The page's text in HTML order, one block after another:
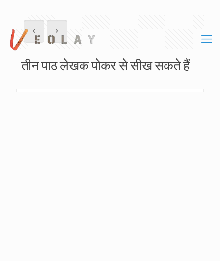
तीन पाठ लेखक पोकर से सीख सकते हैं